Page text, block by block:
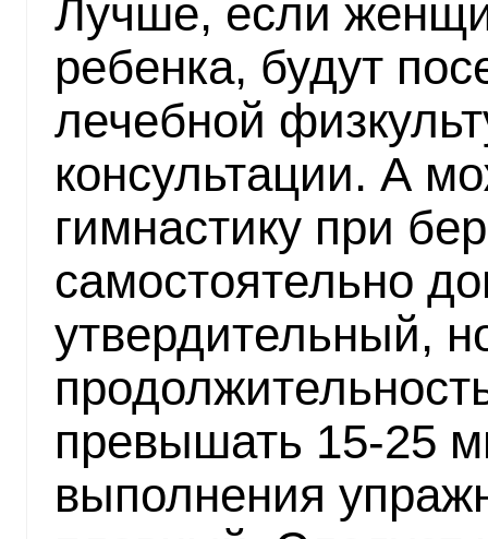
Лучше, если
ребенка, будут
лечебной
консультации. А
гимнастику при
самостоятельно
утвердительный,
превышать 15-25
выполнения